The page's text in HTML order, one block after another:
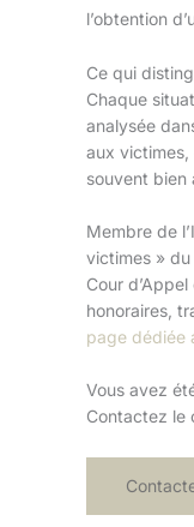
l’obtention
Ce qui
Chaque
analysée
aux victimes,
souvent bien
Membre de
victimes »
Cour
honoraires,
page dédiée
Vous avez
Contactez le